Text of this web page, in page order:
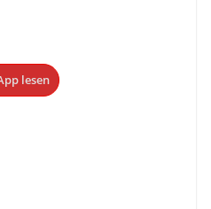
lesen